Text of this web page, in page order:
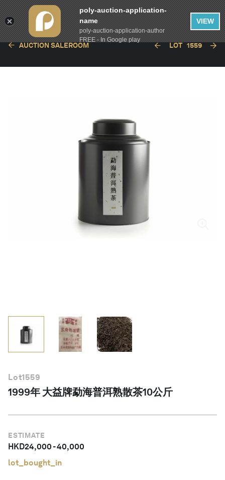
AUCTION SALEROOM LOT 1559
Lot1559
1999年 大益牌勐海普洱熟散茶10公斤
ESTIMATE
HKD24,000-40,000
lot_bought_in
poly-auction-application-
name
poly-auction-application-author
FREE - In Google play
VIEW